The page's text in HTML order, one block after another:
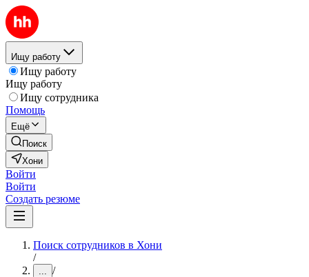
Ищу работу
Ищу работу
Ищу работу
Ищу сотрудника
Помощь
Ещё
Поиск
Хони
Войти
Войти
Создать резюме
Поиск сотрудников в Хони
/
... /